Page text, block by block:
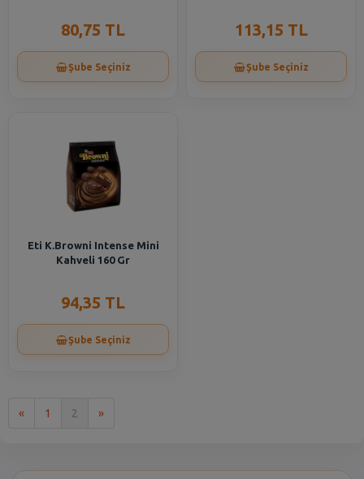
80,75 TL
Şube Seçiniz
113,15 TL
Şube Seçiniz
Eti K.Browni Intense Mini
Kahveli 160 Gr
94,35 TL
Şube Seçiniz
« 1 2 »Son